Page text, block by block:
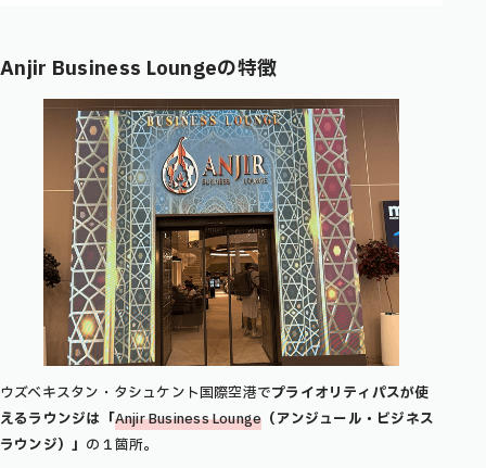
Anjir Business Loungeの特徴
ウズベキスタン・タシュケント国際空港でプライオリティパスが使
えるラウンジは「Anjir Business Lounge （アンジュール・ビジネス
ラウンジ）」 の１箇所。